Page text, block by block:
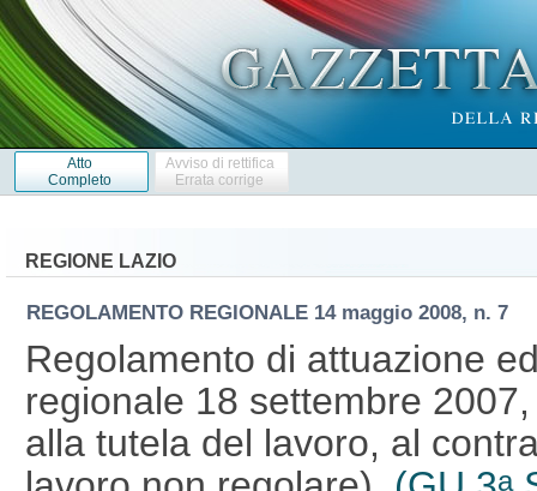
Atto
Completo
Avviso di rettifica
Errata corrige
REGIONE LAZIO
REGOLAMENTO REGIONALE 14 maggio 2008, n. 7
Regolamento di attuazione
regionale 18 settembre
alla tutela del lavoro, al
a